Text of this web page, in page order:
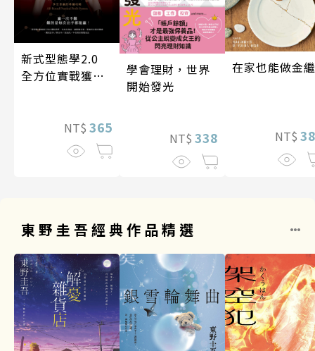
新式型態學2.0
全方位實戰獲利
NT$ 365
學會理財，世界
開始發光
NT$ 338
在家也能做金繼
NT$
東野圭吾經典作品精選